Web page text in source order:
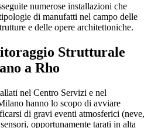
numerose installazioni che
di manufatti nel campo delle
e delle opere architettoniche.
Strutturale
a Rho
nel Centro Servizi e nel
hanno lo scopo di avviare
di gravi eventi atmosferici (neve,
opportunamente tarati in alta